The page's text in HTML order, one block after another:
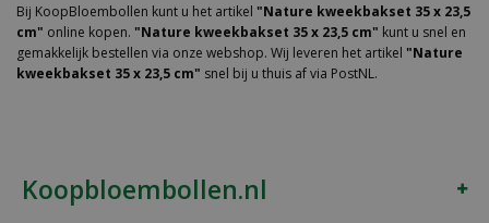
Bij KoopBloembollen kunt u het artikel "Nature kweekbakset 35 x 23,5
cm" online kopen. "Nature kweekbakset 35 x 23,5 cm" kunt u snel en
gemakkelijk bestellen via onze webshop. Wij leveren het artikel "Nature
kweekbakset 35 x 23,5 cm" snel bij u thuis af via PostNL.
Koopbloembollen.nl